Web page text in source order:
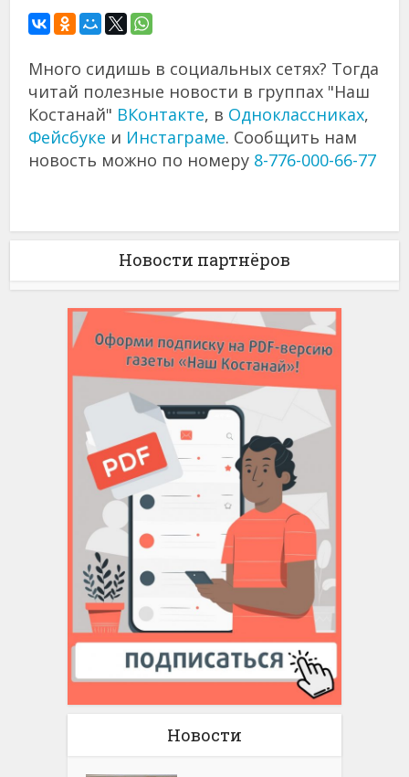
Много сидишь в социальных сетях? Тогда
читай полезные новости в группах "Наш
Костанай" ВКонтакте, в Одноклассниках,
Фейсбуке и Инстаграме. Сообщить нам
новость можно по номеру 8-776-000-66-77
Новости партнёров
Новости